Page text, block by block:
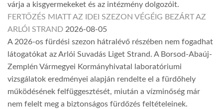
várja a kisgyermekeket és az intézmény dolgozóit.
FERTŐZÉS MIATT AZ IDEI SZEZON VÉGÉIG BEZÁRT AZ
ARLÓI STRAND 2026-08-05
A 2026-os fürdési szezon hátralévő részében nem fogadhat
látogatókat az Arlói Suvadás Liget Strand. A Borsod-Abaúj-
Zemplén Vármegyei Kormányhivatal laboratóriumi
vizsgálatok eredményei alapján rendelte el a fürdőhely
működésének felfüggesztését, miután a vízminőség már
nem felelt meg a biztonságos fürdőzés feltételeinek.